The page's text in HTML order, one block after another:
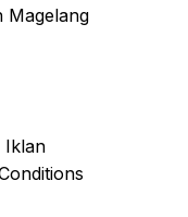
Magelang
Iklan